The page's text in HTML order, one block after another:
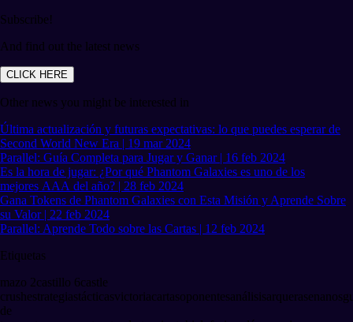
Subscribe!
And find out the latest news
CLICK HERE
Other news you might be interested in
Última actualización y futuras expectativas: lo que puedes esperar de
Second World New Era | 19 mar 2024
Parallel: Guía Completa para Jugar y Ganar | 16 feb 2024
Es la hora de jugar: ¿Por qué Phantom Galaxies es uno de los
mejores AAA del año? | 28 feb 2024
Gana Tokens de Phantom Galaxies con Esta Misión y Aprende Sobre
su Valor | 22 feb 2024
Parallel: Aprende Todo sobre las Cartas | 12 feb 2024
Etiquetas
mazo 2castillo 6castle
crushestrategiastácticasvictoriacartasoponentesanálisisarquerasenanos
de